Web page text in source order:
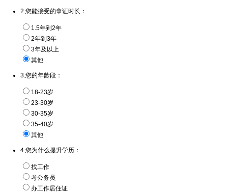
2.您能接受的拿证时长：
1.5年到2年
2年到3年
3年及以上
其他
3.您的年龄段：
18-23岁
23-30岁
30-35岁
35-40岁
其他
4.您为什么提升学历：
找工作
考公务员
办工作居住证